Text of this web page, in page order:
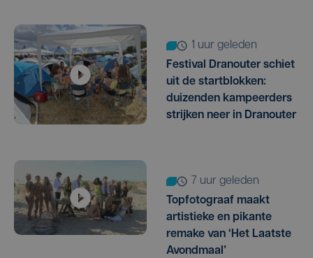
1 uur geleden
Festival Dranouter schiet
uit de startblokken:
duizenden kampeerders
strijken neer in Dranouter
7 uur geleden
Topfotograaf maakt
artistieke en pikante
remake van ‘Het Laatste
Avondmaal’